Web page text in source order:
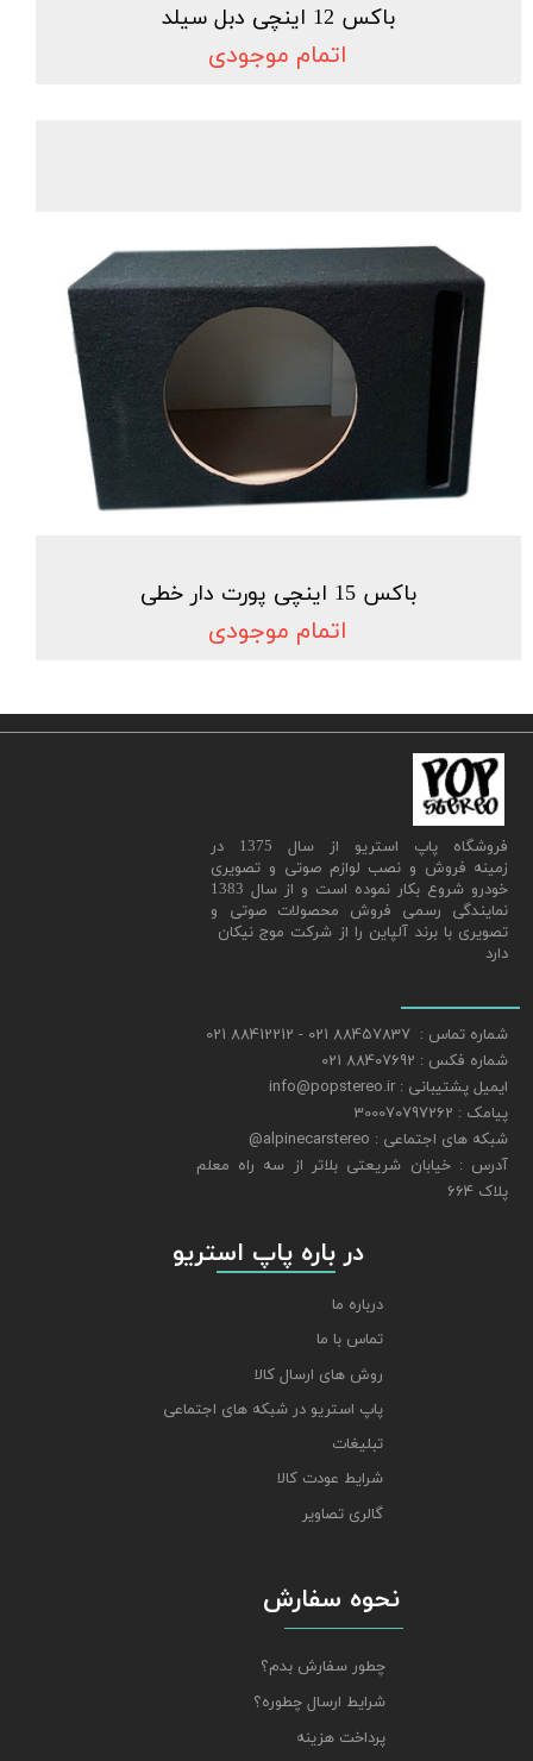
باکس 12 اینچی دبل سیلد
اتمام موجودی
باکس 15 اینچی پورت دار خطی
اتمام موجودی
​فروشگاه پاپ استریو از سال 1375 در
زمینه فروش و نصب لوازم صوتی و تصویری
خودرو شروع بکار نموده است و از سال 1383
نمایندگی رسمی فروش محصولات صوتی و
تصویری با برند آلپاین را از شرکت موج نیکان
دارد
شماره تماس : 88457837 021 - 88412212 021
شماره فکس : 88407692 021
ایمیل پشتیبانی : info@popstereo.ir
پیامک : 300070797262
شبکه های اجتماعی : alpinecarstereo@
​​​​​​​آدرس : خیابان شریعتی بلاتر از سه راه معلم
پلاک 664
نحوه سفارش
چطور سفارش بدم؟
شرایط ارسال چطوره؟
پرداخت هزینه
​​​​​​​ در باره پاپ استریو
درباره ما
تماس با ما
روش های ارسال کالا
پاپ استریو در شبکه های اجتماعی
تبلیغات
شرایط عودت کالا
گالری تصاویر